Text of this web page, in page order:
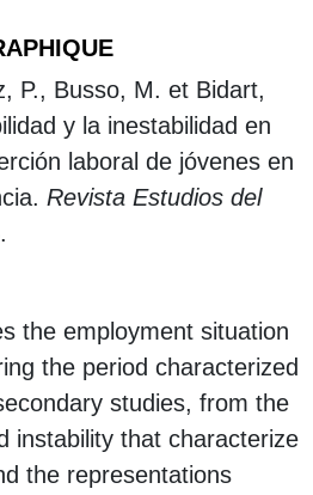
P., Busso, M. et Bidart,
y la inestabilidad en
laboral de jóvenes en
Revista Estudios del
the employment situation
the period characterized
studies, from the
instability that characterize
the representations